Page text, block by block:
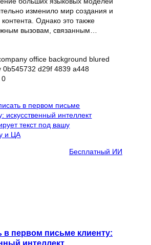
изменило мир создания и
Однако это также
вызовам, связанным…
Бесплатный ИИ
в первом письме клиенту:
интеллект